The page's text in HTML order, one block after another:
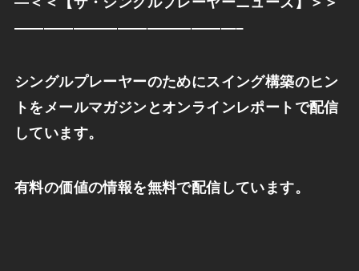
———————————————–
シングルプレーヤーのためにスイング構築のヒン
トをメールマガジンとオンラインレポートで配信
しています。
有料の価値の情報を無料で配信しています。